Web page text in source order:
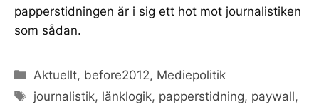
papperstidningen är i sig ett hot mot journalistiken
som sådan.
Categories
Aktuellt, before2012, Mediepolitik
Tags
journalistik, länklogik, papperstidning, paywall,